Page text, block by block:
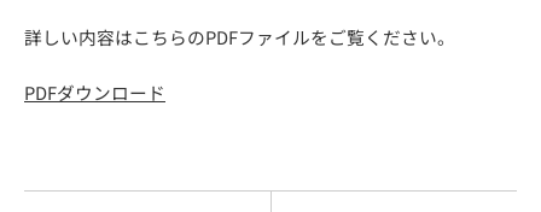
詳しい内容はこちらのPDFファイルをご覧ください。
PDFダウンロード